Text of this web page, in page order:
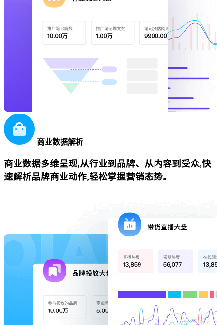
商业数据解析
商业数据多维呈现,从行业到品牌、从内容到受众,快
速解析品牌商业动作,轻松掌握营销态势。